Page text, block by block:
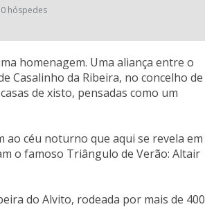
0 hóspedes
homenagem. Uma aliança entre o
Casalinho da Ribeira, no concelho de
de xisto, pensadas como um
ao céu noturno que aqui se revela em
o famoso Triângulo de Verão: Altair
do Alvito, rodeada por mais de 400